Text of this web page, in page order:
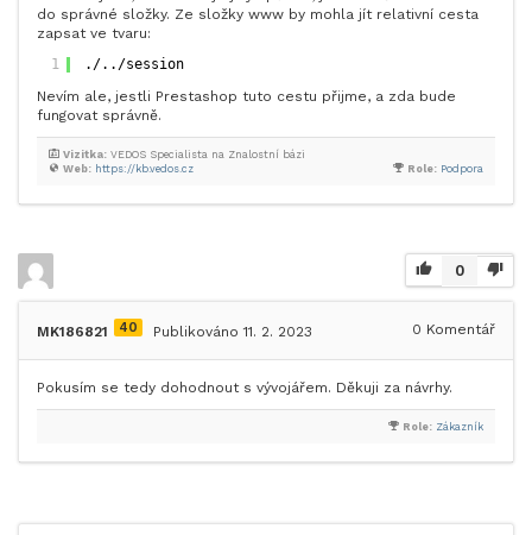
do správné složky. Ze složky www by mohla jít relativní cesta
zapsat ve tvaru:
1
./../session
Nevím ale, jestli Prestashop tuto cestu přijme, a zda bude
fungovat správně.
Role: Podpora
Web: https://kb.vedos.cz
Vizitka: VEDOS Specialista na Znalostní bázi
0
MK186821 40 Publikováno 11. 2. 2023 0 Komentář
Pokusím se tedy dohodnout s vývojářem. Děkuji za návrhy.
Role: Zákazník